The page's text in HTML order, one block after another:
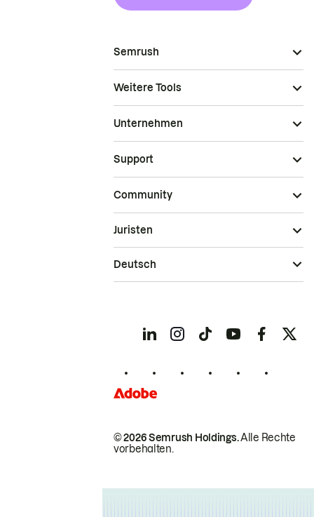
Semrush
Weitere Tools
Unternehmen
Support
Community
© 2026 Semrush Holdings.Alle Rechte
vorbehalten.
Juristen
Deutsch